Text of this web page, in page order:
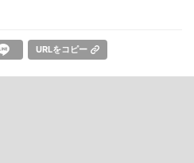
URLをコピー